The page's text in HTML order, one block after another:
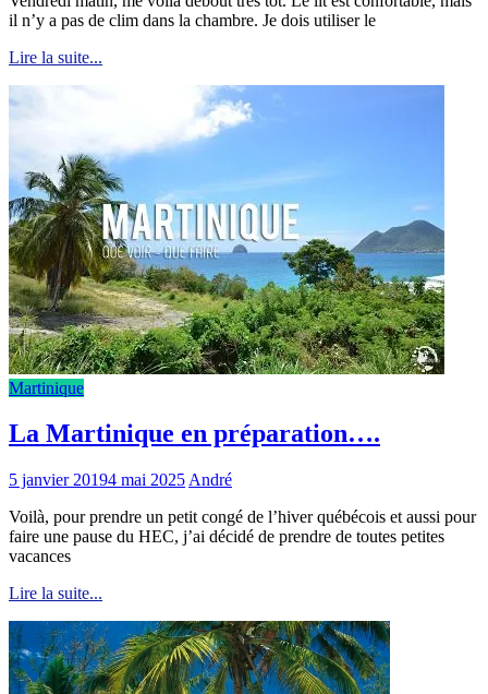
il n’y a pas de clim dans la chambre. Je dois utiliser le
Lire la suite...
Martinique
La Martinique en préparation….
5 janvier 20194 mai 2025 André
Voilà, pour prendre un petit congé de l’hiver québécois et aussi pour
faire une pause du HEC, j’ai décidé de prendre de toutes petites
vacances
Lire la suite...